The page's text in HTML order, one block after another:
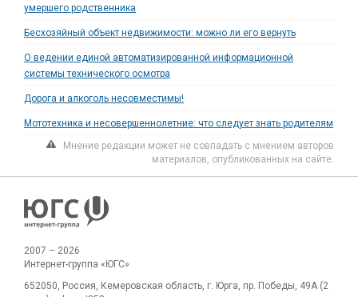
умершего родственника
Бесхозяйный объект недвижимости: можно ли его вернуть
О ведении единой автоматизированной информационной
системы технического осмотра
Дорога и алкоголь несовместимы!
Мототехника и несовершеннолетние: что следует знать родителям
Мнение редакции может не совпадать с мнением авторов
материалов, опубликованных на сайте.
2007 – 2026
Интернет-группа «ЮГС»
652050, Россия, Кемеровская область, г. Юрга, пр. Победы, 49А (2